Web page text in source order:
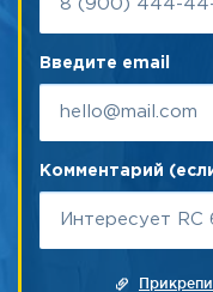
Введите email
Комментарий